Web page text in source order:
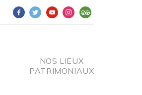
NOS LIEUX
PATRIMONIAUX